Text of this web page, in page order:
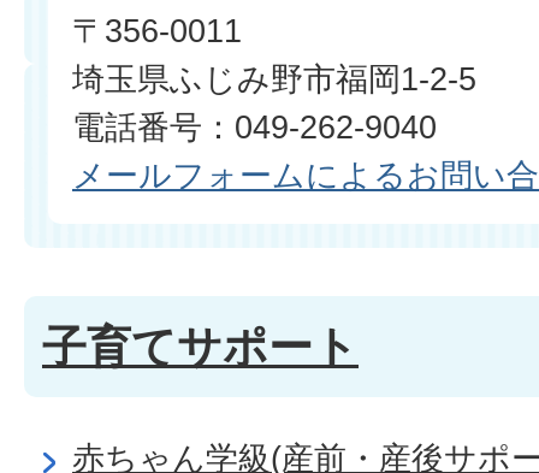
〒356-0011
埼玉県ふじみ野市福岡1-2-5
電話番号：049-262-9040
メールフォームによるお問い
子育てサポート
赤ちゃん学級(産前・産後サポ